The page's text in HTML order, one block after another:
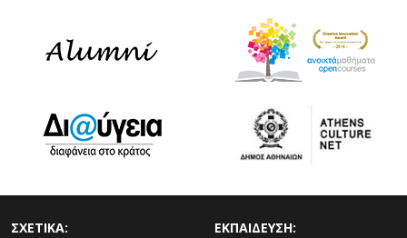
ΣΧΕΤΙΚΑ: ΕΚΠΑΙΔΕΥΣΗ: